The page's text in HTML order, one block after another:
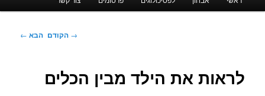
ניווט
→ הקודם הבא ←
לראות את הילד מבין הכלים